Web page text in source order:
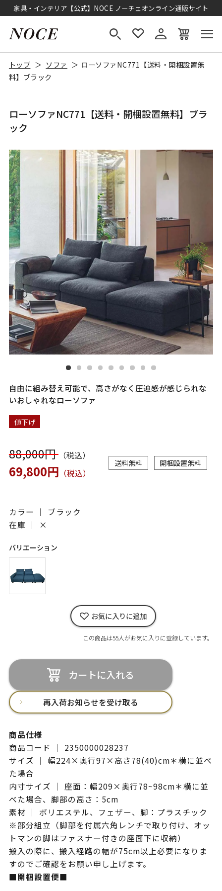
家具・インテリア【公式】NOCE ノーチェオンライン通販サイト
トップ ソファ
ローソファNC771【送料・開梱設置無
料】ブラック
ローソファNC771【送料・開梱設置無料】ブラ
ック
自由に組み替え可能で、高さがなく圧迫感が感じられな
いおしゃれなローソファ
値下げ
88,000円（税込）
69,800円 （税込）
送料無料 開梱設置無料
カラー ｜ ブラック
在庫 ｜
×
バリエーション
お気に入りに追加
この商品は55人がお気に入りに登録しています。
カートに入れる
再入荷お知らせを受け取る
商品仕様
商品コード ｜ 2350000028237
サイズ ｜ 幅224×奥行97×高さ78(40)cm＊横に並べ
た場合
内寸サイズ ｜ 座面：幅209×奥行78~98cm＊横に並
べた場合、脚部の高さ：5cm
素材 ｜ ポリエステル、フェザー、脚：プラスチック
※部分組立（脚部を付属六角レンチで取り付け、オッ
トマンの脚はファスナー付きの座面下に収納）
搬入の際に、搬入経路の幅が75cm以上必要になりま
すのでご確認をお願い申し上げます。
■開梱設置便■